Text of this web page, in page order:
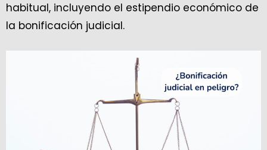
habitual, incluyendo el estipendio económico de
la bonificación judicial.